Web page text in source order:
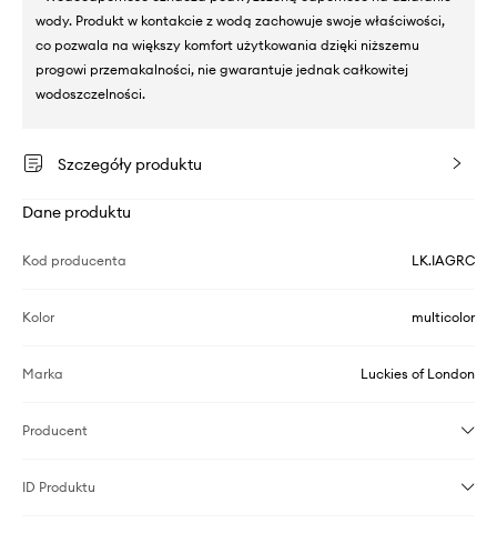
wody. Produkt w kontakcie z wodą zachowuje swoje właściwości,
co pozwala na większy komfort użytkowania dzięki niższemu
progowi przemakalności, nie gwarantuje jednak całkowitej
wodoszczelności.
Szczegóły produktu
Dane produktu
Kod producenta LK.IAGRC
Kolor multicolor
Marka Luckies of London
Producent
ID Produktu